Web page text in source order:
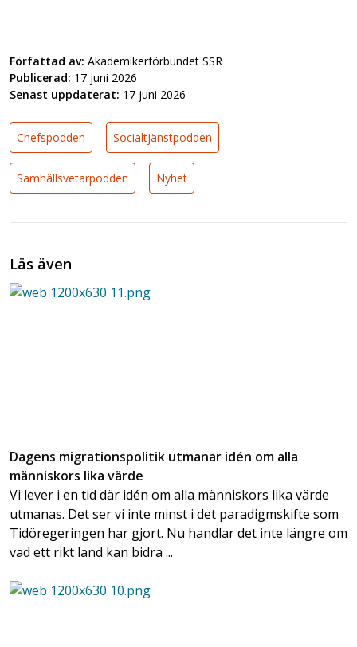
Författad av: Akademikerförbundet SSR
Publicerad: 17 juni 2026
Senast uppdaterat: 17 juni 2026
Chefspodden Socialtjänstpodden
Samhällsvetarpodden Nyhet
Läs även
Dagens migrationspolitik utmanar idén om alla
människors lika värde
Vi lever i en tid där idén om alla människors lika värde
utmanas. Det ser vi inte minst i det paradigmskifte som
Tidöregeringen har gjort. Nu handlar det inte längre om
vad ett rikt land kan bidra ...